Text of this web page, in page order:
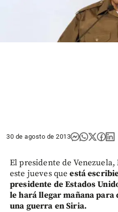
30 de agosto de 2013
El presidente de Venezuela,
este jueves queestá
presidente de Estados
le hará llegar mañana
una guerra en Siria.